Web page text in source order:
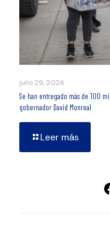
julio 29, 2026
Se han entregado más de 100
gobernador David Monreal
Leer más